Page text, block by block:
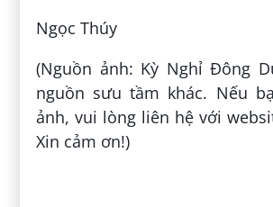
Ngọc Thúy
(Nguồn ảnh: Kỳ Nghỉ Đông
nguồn sưu tầm khác. Nếu
ảnh, vui lòng liên hệ với
Xin cảm ơn!)